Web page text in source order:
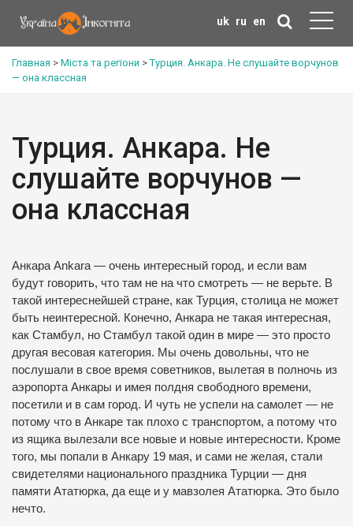
uk ru en
Главная > Міста та регіони >Турция. Анкара. Не слушайте ворчунов
— она классная
Турция. Анкара. Не
слушайте ворчунов —
она классная
Анкара Ankara — очень интересный город, и если вам
будут говорить, что там не на что смотреть — не верьте. В
такой интереснейшей стране, как Турция, столица не может
быть неинтересной. Конечно, Анкара не такая интересная,
как Стамбул, но Стамбул такой один в мире — это просто
другая весовая категория. Мы очень довольны, что не
послушали в свое время советников, вылетая в полночь из
аэропорта Анкары и имея полдня свободного времени,
посетили и в сам город. И чуть не успели на самолет — не
потому что в Анкаре так плохо с транспортом, а потому что
из ящика вылезали все новые и новые интересности. Кроме
того, мы попали в Анкару 19 мая, и сами не желая, стали
свидетелями национального праздника Турции — дня
памяти Ататюрка, да еще и у мавзолея Ататюрка. Это было
нечто.